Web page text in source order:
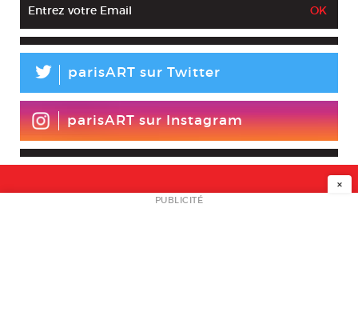
L parisART sur Twitter
parisART sur Instagram
NEWSLETTER
×
PUBLICITÉ